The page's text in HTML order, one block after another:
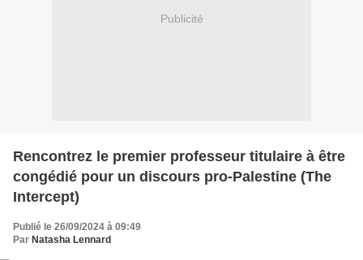
Publicité
Rencontrez le premier professeur titulaire à être
congédié pour un discours pro-Palestine (The
Intercept)
Publié le 26/09/2024 à 09:49
Par Natasha Lennard